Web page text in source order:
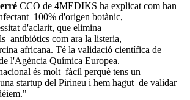
CCO de 4MEDIKS ha explicat com han
100% d'origen botànic,
d'aclarit, que elimina
antibiòtics com ara la listeria,
africana. Té la validació científica de
l'Agència Química Europea.
és molt fàcil perquè tens un
startup del Pirineu i hem hagut de validar